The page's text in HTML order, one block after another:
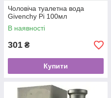
Чоловіча туалетна вода
Givenchy Pi 100мл
В наявності
301 ₴
Купити